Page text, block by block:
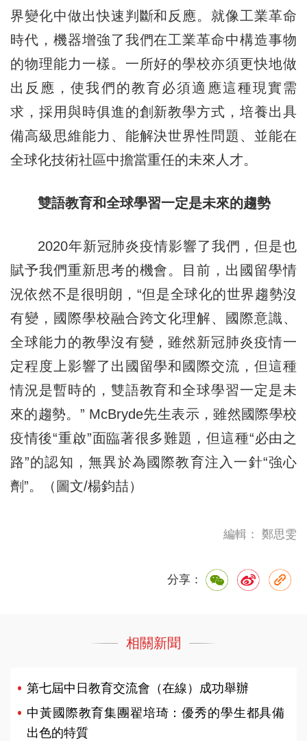
界變化中做出快速判斷和反應。就像工業革命
時代，機器增強了我們在工業革命中構造事物
的物理能力一樣。一所好的學校亦須更快地做
出反應，使我們的教育必須適應這種現實需
求，採用與時俱進的創新教學方式，培養出具
備高級思維能力、能解決世界性問題、並能在
全球化技術社區中擔當重任的未來人才。
雙語教育和全球學習一定是未來的趨勢
2020年新冠肺炎疫情影響了我們，但是也
賦予我們重新思考的機會。目前，出國留學情
況依然不是很明朗，“但是全球化的世界趨勢沒
有變，國際學校融合跨文化理解、國際意識、
全球能力的教學沒有變，雖然新冠肺炎疫情一
定程度上影響了出國留學和國際交流，但這種
情況是暫時的，雙語教育和全球學習一定是未
來的趨勢。” McBryde先生表示，雖然國際學校
疫情後“重啟”面臨著很多難題，但這種“必由之
路”的認知，無異於為國際教育注入一針“強心
劑”。（圖文/楊鈞喆）
編輯： 鄭思雯
分享：
相關新聞
第七屆中日教育交流會（在線）成功舉辦
中黃國際教育集團翟培琦：優秀的學生都具備
出色的特質